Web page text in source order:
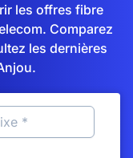
les offres fibre
Comparez
les dernières